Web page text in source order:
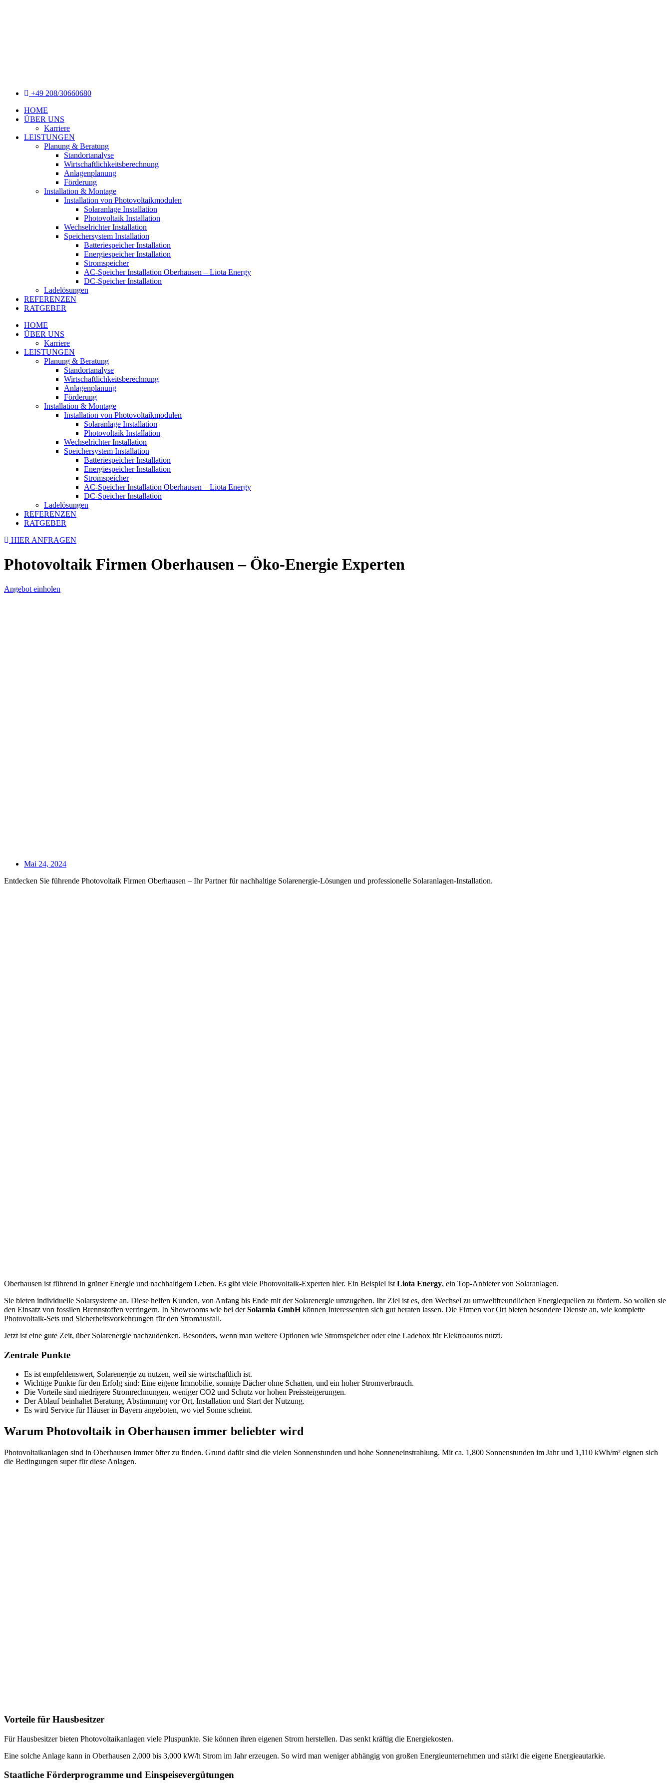
+49 208/30660680
HOME
ÜBER UNS
Karriere
LEISTUNGEN
Planung & Beratung
Standortanalyse
Wirtschaftlichkeitsberechnung
Anlagenplanung
Förderung
Installation & Montage
Installation von Photovoltaikmodulen
Solaranlage Installation
Photovoltaik Installation
Wechselrichter Installation
Speichersystem Installation
Batteriespeicher Installation
Energiespeicher Installation
Stromspeicher
AC-Speicher Installation Oberhausen – Liota Energy
DC-Speicher Installation
Ladelösungen
REFERENZEN
RATGEBER
HOME
ÜBER UNS
Karriere
LEISTUNGEN
Planung & Beratung
Standortanalyse
Wirtschaftlichkeitsberechnung
Anlagenplanung
Förderung
Installation & Montage
Installation von Photovoltaikmodulen
Solaranlage Installation
Photovoltaik Installation
Wechselrichter Installation
Speichersystem Installation
Batteriespeicher Installation
Energiespeicher Installation
Stromspeicher
AC-Speicher Installation Oberhausen – Liota Energy
DC-Speicher Installation
Ladelösungen
REFERENZEN
RATGEBER
HIER ANFRAGEN
Photovoltaik Firmen Oberhausen – Öko-Energie Experten
Angebot einholen
Mai 24, 2024
Entdecken Sie führende Photovoltaik Firmen Oberhausen – Ihr Partner für nachhaltige Solarenergie-Lösungen und professionelle Solaranlagen-Installation.
Oberhausen ist führend in grüner Energie und nachhaltigem Leben. Es gibt viele Photovoltaik-Experten hier. Ein Beispiel ist Liota Energy, ein Top-Anbieter von Solaranlagen.
Sie bieten individuelle Solarsysteme an. Diese helfen Kunden, von Anfang bis Ende mit der Solarenergie umzugehen. Ihr Ziel ist es, den Wechsel zu umweltfreundlichen Energiequellen zu fördern. So wollen sie
den Einsatz von fossilen Brennstoffen verringern. In Showrooms wie bei derSolarnia GmbHkönnen Interessenten sich gut beraten lassen. Die Firmen vor Ort bieten besondere Dienste an, wie komplette
Photovoltaik-Sets und Sicherheitsvorkehrungen für den Stromausfall.
Jetzt ist eine gute Zeit, über Solarenergie nachzudenken. Besonders, wenn man weitere Optionen wie Stromspeicher oder eine Ladebox für Elektroautos nutzt.
Zentrale Punkte
Es ist empfehlenswert, Solarenergie zu nutzen, weil sie wirtschaftlich ist.
Wichtige Punkte für den Erfolg sind: Eine eigene Immobilie, sonnige Dächer ohne Schatten, und ein hoher Stromverbrauch.
Die Vorteile sind niedrigere Stromrechnungen, weniger CO2 und Schutz vor hohen Preissteigerungen.
Der Ablauf beinhaltet Beratung, Abstimmung vor Ort, Installation und Start der Nutzung.
Es wird Service für Häuser in Bayern angeboten, wo viel Sonne scheint.
Warum Photovoltaik in Oberhausen immer beliebter wird
Photovoltaikanlagen sind in Oberhausen immer öfter zu finden. Grund dafür sind die vielen Sonnenstunden und hohe Sonneneinstrahlung. Mit ca. 1,800 Sonnenstunden im Jahr und 1,110 kWh/m² eignen sich
die Bedingungen super für diese Anlagen.
Vorteile für Hausbesitzer
Für Hausbesitzer bieten Photovoltaikanlagen viele Pluspunkte. Sie können ihren eigenen Strom herstellen. Das senkt kräftig die Energiekosten.
Eine solche Anlage kann in Oberhausen 2,000 bis 3,000 kW/h Strom im Jahr erzeugen. So wird man weniger abhängig von großen Energieunternehmen und stärkt die eigene Energieautarkie.
Staatliche Förderprogramme und Einspeisevergütungen